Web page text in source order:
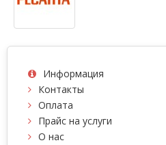
Информация
Контакты
Оплата
Прайс на услуги
О нас